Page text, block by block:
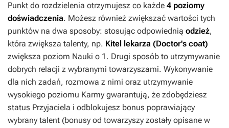
Punkt do rozdzielenia otrzymujesz co każde 4 poziomy
doświadczenia. Możesz również zwiększać wartości tych
punktów na dwa sposoby: stosując odpowiednią odzież,
która zwiększa talenty, np. Kitel lekarza (Doctor's coat)
zwiększa poziom Nauki o 1. Drugi sposób to utrzymywanie
dobrych relacji z wybranymi towarzyszami. Wykonywanie
dla nich zadań, rozmowa z nimi oraz utrzymywanie
wysokiego poziomu Karmy gwarantują, że zdobędziesz
status Przyjaciela i odblokujesz bonus poprawiający
wybrany talent (bonusy od towarzyszy zostały opisane w